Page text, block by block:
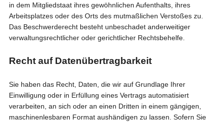
in dem Mitgliedstaat ihres gewöhnlichen Aufenthalts, ihres
Arbeitsplatzes oder des Orts des mutmaßlichen Verstoßes zu.
Das Beschwerderecht besteht unbeschadet anderweitiger
verwaltungsrechtlicher oder gerichtlicher Rechtsbehelfe.
Recht auf Daten­übertrag­barkeit
Sie haben das Recht, Daten, die wir auf Grundlage Ihrer
Einwilligung oder in Erfüllung eines Vertrags automatisiert
verarbeiten, an sich oder an einen Dritten in einem gängigen,
maschinenlesbaren Format aushändigen zu lassen. Sofern Sie